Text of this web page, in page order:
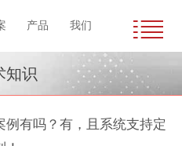
产品 我们
知识
有吗？有，且系统支持定